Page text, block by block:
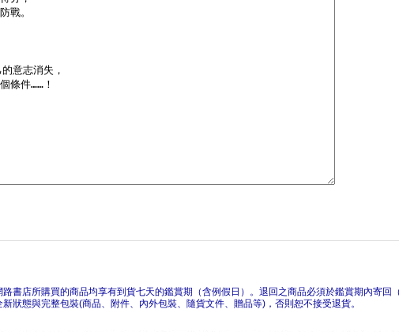
書店所購買的商品均享有到貨七天的鑑賞期（含例假日）。退回之商品必須於鑑賞期內寄回
狀態與完整包裝(商品、附件、內外包裝、隨貨文件、贈品等)，否則恕不接受退貨。